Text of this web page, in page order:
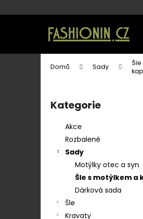
Domů Sady
Přeskočit
kategorie
Kategorie
Akce
Rozbalené
Sady
Motýlky otec a syn
Šle s motýlkem a
Dárková sada
Šle
Kravaty
o
k
obchodu
obchodu
SET LÁTKOVÉ ŠLE Y S